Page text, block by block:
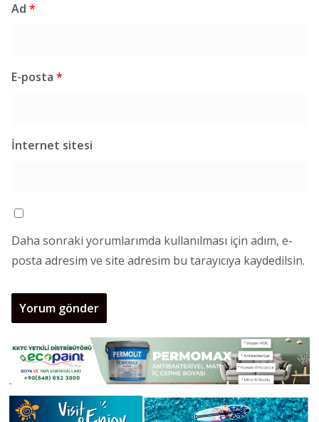
Ad *
E-posta *
İnternet sitesi
Daha sonraki yorumlarımda kullanılması için adım, e-
posta adresim ve site adresim bu tarayıcıya kaydedilsin.